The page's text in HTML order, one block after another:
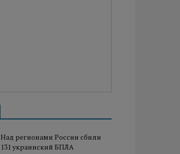
Над регионами России сбили
131 украинский БПЛА